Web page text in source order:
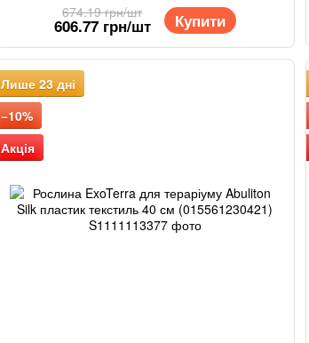
674.19 грн/шт
606.77 грн/шт Купити
Лише 23 дні
−10%
Акція